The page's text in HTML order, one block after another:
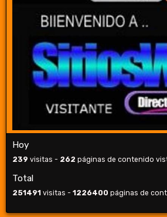
Hoy
239 visitas - 262 páginas de contenido
Total
251491 visitas - 1226400 páginas de